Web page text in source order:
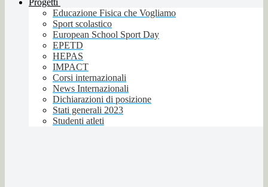
Progetti
Educazione Fisica che Vogliamo
Sport scolastico
European School Sport Day
EPETD
HEPAS
IMPACT
Corsi internazionali
News Internazionali
Dichiarazioni di posizione
Stati generali 2023
Studenti atleti